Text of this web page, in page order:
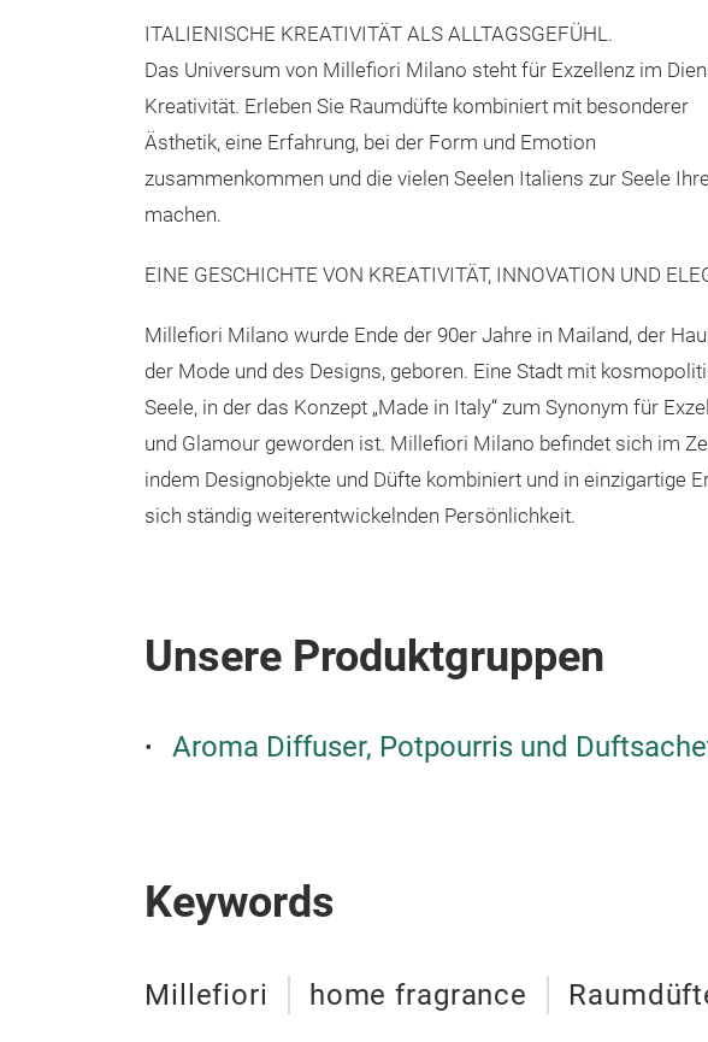
ITALIENISCHE KREATIVITÄT ALS ALLTAGSGEFÜHL.
Das Universum von Millefiori Milano steht für Exzellenz im
Kreativität. Erleben Sie Raumdüfte kombiniert mit besonderer
Ästhetik, eine Erfahrung, bei der Form und Emotion
zusammenkommen und die vielen Seelen Italiens zur Seele
machen.
EINE GESCHICHTE VON KREATIVITÄT, INNOVATION UND
Millefiori Milano wurde Ende der 90er Jahre in Mailand, der
der Mode und des Designs, geboren. Eine Stadt mit
Seele, in der das Konzept „Made in Italy“ zum Synonym für
und Glamour geworden ist. Millefiori Milano befindet sich im
indem Designobjekte und Düfte kombiniert und in einzigartige
sich ständig weiterentwickelnden Persönlichkeit.
Unsere Produktgruppen
Aroma Diffuser, Potpourris und
Keywords
Millefiori home fragrance